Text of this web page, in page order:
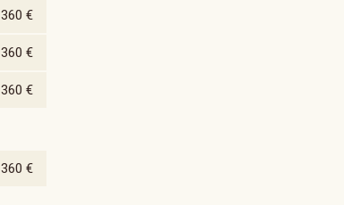
360 €
360 €
360 €
360 €